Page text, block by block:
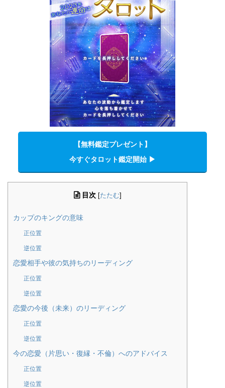
【無料鑑定プレゼント】
今すぐタロット鑑定開始 ▶︎
目次 [たたむ]
カップのキングの意味
正位置
逆位置
恋愛相手や彼の気持ちのリーディング
正位置
逆位置
恋愛の今後（未来）のリーディング
正位置
逆位置
今の恋愛（片思い・復縁・不倫）へのアドバイス
正位置
逆位置